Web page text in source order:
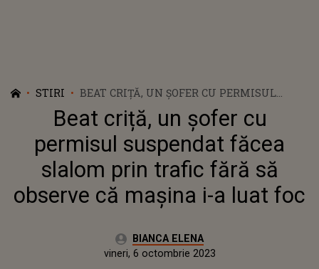
STIRI
BEAT CRIȚĂ, UN ȘOFER CU PERMISUL
SUSPENDAT FĂCEA SLALOM PRIN TRAFIC
FĂRĂ SĂ OBSERVE CĂ MAȘINA I-A LUAT
FOC
Beat criță, un șofer cu
permisul suspendat făcea
slalom prin trafic fără să
observe că mașina i-a luat foc
Autor:BIANCA ELENA
joi, 6 octombrie 2022Actualizat:
vineri, 6 octombrie 2023